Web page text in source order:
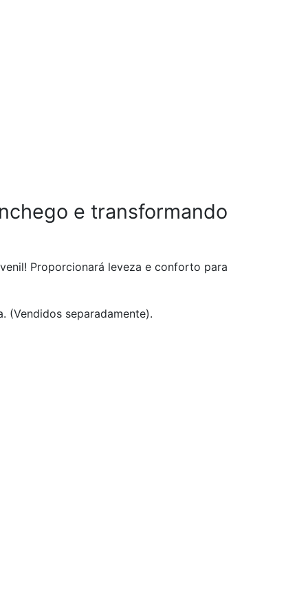
e transformando
Proporcionará leveza e conforto para
(Vendidos separadamente).